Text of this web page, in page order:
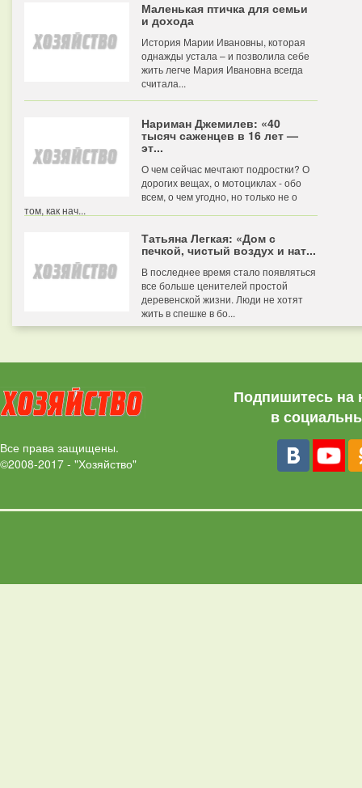
Маленькая птичка для семьи
и дохода
История Марии Ивановны, которая
однажды устала – и позволила себе
жить легче Мария Ивановна всегда
считала...
Нариман Джемилев: «40
тысяч саженцев в 16 лет —
эт...
О чем сейчас мечтают подростки? О
дорогих вещах, о мотоциклах - обо
всем, о чем угодно, но только не о
том, как нач...
Татьяна Легкая: «Дом с
печкой, чистый воздух и нат...
В последнее время стало появляться
все больше ценителей простой
деревенской жизни. Люди не хотят
жить в спешке в бо...
Все права защищены.
©2008-2017 - "Хозяйство"
Подпишитесь на
в